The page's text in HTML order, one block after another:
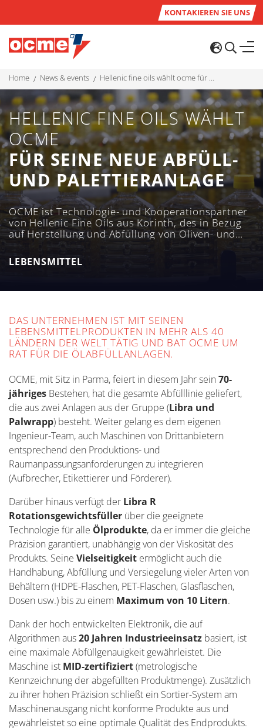
KONTAKIEREN SIE UNS
home news & events hellenic fine oils wählt ocme für seine neue abfüll- und palettieranlage
HELLENIC FINE OILS WÄHLT
OCME
FÜR SEINE NEUE ABFÜLL-
UND PALETTIERANLAGE
OCME ist Technologie- und Kooperationspartner
von Hellenic Fine Oils aus Korinth, des in Bezug
auf Herstellung und Abfüllung von Oliven- und
Samenöl führenden Unternehmens in
Griechenland.
LEBENSMITTEL
DAS UNTERNEHMEN IST MIT SEINEN
LEBENSMITTELPRODUKTEN IN MEHR ALS 40
LÄNDERN DER WELT TÄTIG UND BAT OCME UM
RAT FÜR DIE ÖLABFÜLLANLAGEN.
OCME, mit Sitz in Parma, feiert in diesem Jahr sein 70-
jähriges Bestehen, hat die gesamte Abfülllinie geliefert,
die aus zwei Anlagen aus der Gruppe (Libra und
Palwrapp) besteht. Weiter gelang es dem eigenen
Ingenieur-Team, auch Maschinen von Drittanbietern
entsprechend den Produktions- und
Raumanpassungsanforderungen zu integrieren
(Aufbrecher, Etikettierer und Förderer).
Darüber hinaus verfügt der Libra R
Rotationsgewichtsfüller über die geeignete
Technologie für alle Ölprodukte, da er immer die gleiche
Präzision garantiert, unabhängig von der Viskosität des
Produkts. Seine Vielseitigkeit ermöglicht auch die
Handhabung, Abfüllung und Versiegelung vieler Arten von
Behältern (HDPE-Flaschen, PET-Flaschen, Glasflaschen,
Dosen usw.) bis zu einem Maximum von 10 Litern.
Dank der hoch entwickelten Elektronik, die auf
Algorithmen aus20 Jahren Industrieeinsatz basiert, ist
eine maximale Abfüllgenauigkeit gewährleistet. Die
Maschine ist MID-zertifiziert(metrologische
Kennzeichnung der abgefüllten Produktmenge). Zusätzlich
zu ihrer hohen Präzision schließt ein Sortier-System am
Maschinenausgang nicht konforme Produkte aus und
gewährleistet so eine optimale Qualität des Endprodukts.